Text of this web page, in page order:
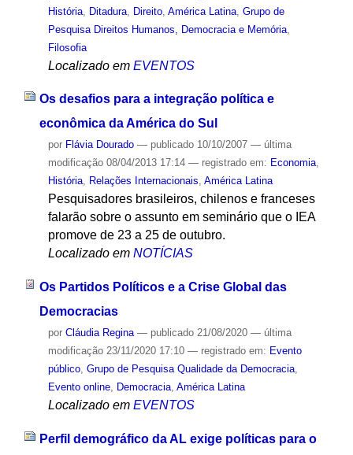
História, Ditadura, Direito, América Latina, Grupo de
Pesquisa Direitos Humanos, Democracia e Memória,
Filosofia
Localizado em EVENTOS
Os desafios para a integração política e
econômica da América do Sul
por Flávia Dourado — publicado10/10/2007 — última
modificação08/04/2013 17:14 — registrado em: Economia,
História, Relações Internacionais, América Latina
Pesquisadores brasileiros, chilenos e franceses
falarão sobre o assunto em seminário que o IEA
promove de 23 a 25 de outubro.
Localizado em NOTÍCIAS
Os Partidos Políticos e a Crise Global das
Democracias
por Cláudia Regina — publicado21/08/2020 — última
modificação23/11/2020 17:10 — registrado em: Evento
público, Grupo de Pesquisa Qualidade da Democracia,
Evento online, Democracia, América Latina
Localizado em EVENTOS
Perfil demográfico da AL exige políticas para o